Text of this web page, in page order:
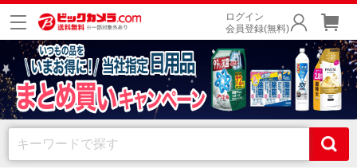
ログイン
会員登録(無料)